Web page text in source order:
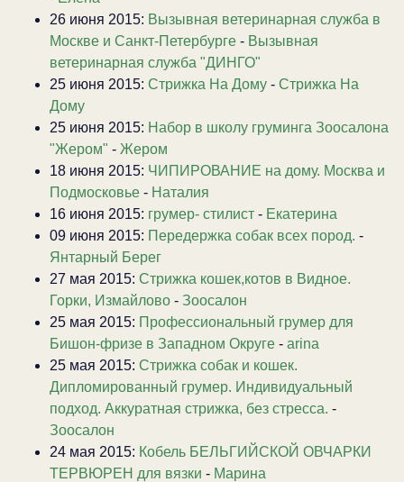
26 июня 2015: Вызывная ветеринарная служба в
Москве и Санкт-Петербурге - Вызывная
ветеринарная служба "ДИНГО"
25 июня 2015: Стрижка На Дому - Стрижка На
Дому
25 июня 2015: Набор в школу груминга Зоосалона
"Жером" - Жером
18 июня 2015: ЧИПИРОВАНИЕ на дому. Москва и
Подмосковье - Наталия
16 июня 2015: грумер- стилист - Екатерина
09 июня 2015: Передержка собак всех пород. -
Янтарный Берег
27 мая 2015: Стрижка кошек,котов в Видное.
Горки, Измайлово - Зоосалон
25 мая 2015: Профессиональный грумер для
Бишон-фризе в Западном Округе - arina
25 мая 2015: Стрижка собак и кошек.
Дипломированный грумер. Индивидуальный
подход. Аккуратная стрижка, без стресса. -
Зоосалон
24 мая 2015: Кобель БЕЛЬГИЙСКОЙ ОВЧАРКИ
ТЕРВЮРЕН для вязки - Марина